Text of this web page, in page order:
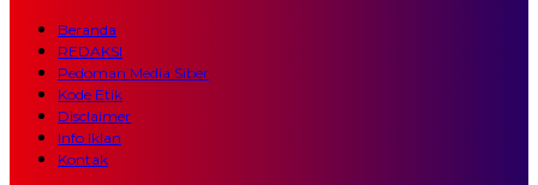
Beranda
REDAKSI
Pedoman Media Siber
Kode Etik
Disclaimer
Info Iklan
Kontak